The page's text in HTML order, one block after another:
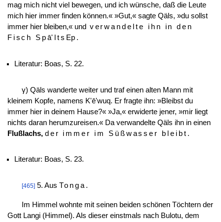
mag mich nicht viel bewegen, und ich wünsche, daß die Leute
mich hier immer finden können.« »Gut,« sagte Qäls, »du sollst
immer hier bleiben,« und verwandelte ihn in den
Fisch Spā'lts Ep .
Literatur: Boas, S. 22.
γ) Qäls wanderte weiter und traf einen alten Mann mit
kleinem Kopfe, namens K'ē'wuq. Er fragte ihn: »Bleibst du
immer hier in deinem Hause?« »Ja,« erwiderte jener, »mir liegt
nichts daran herumzureisen.« Da verwandelte Qäls ihn in einen
Flußlachs, der immer im Süßwasser bleibt .
Literatur: Boas, S. 23.
[465]5. Aus Tonga .
Im Himmel wohnte mit seinen beiden schönen Töchtern der
Gott Langi (Himmel). Als dieser einstmals nach Bulotu, dem